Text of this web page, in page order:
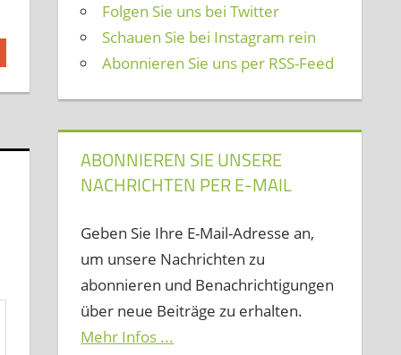
Folgen Sie uns bei Twitter
Schauen Sie bei Instagram rein
Abonnieren Sie uns per RSS-Feed
ABONNIEREN SIE UNSERE
NACHRICHTEN PER E-MAIL
Geben Sie Ihre E-Mail-Adresse an,
um unsere Nachrichten zu
abonnieren und Benachrichtigungen
über neue Beiträge zu erhalten.
Mehr Infos ...